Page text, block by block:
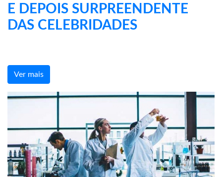
E DEPOIS SURPREENDENTE
DAS CELEBRIDADES
Ver mais